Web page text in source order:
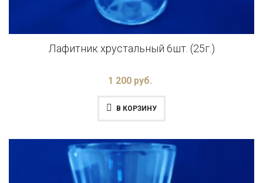
Лафитник хрустальный 6шт. (25г.)
1 200 руб.
В КОРЗИНУ